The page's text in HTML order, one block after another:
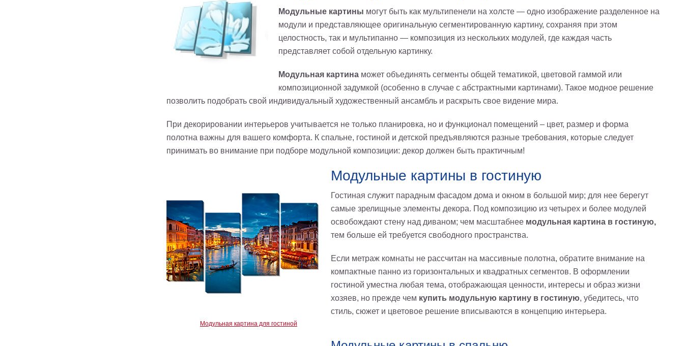
Модульные картины могут быть как мультипенели на холсте — одно изображение разделенное на
модули и представляющее оригинальную сегментированную картину, сохраняя при этом
целостность, так и мультипанно — композиция из нескольких модулей, где каждая часть
представляет собой отдельную картинку.
Модульная картинаможет объединять сегменты общей тематикой, цветовой гаммой или
композиционной задумкой (особенно в случае с абстрактными картинами). Такое модное решение
позволить подобрать свой индивидуальный художественный ансамбль и раскрыть свое видение мира.
При декорировании интерьеров учитывается не только планировка, но и функционал помещений – цвет, размер и форма
полотна важны для вашего комфорта. К спальне, гостиной и детской предъявляются разные требования, которые следует
принимать во внимание при подборе модульной композиции: декор должен быть практичным!
Модульная картина для гостиной
Модульные картины в гостиную
Гостиная служит парадным фасадом дома и окном в большой мир; для нее берегут
самые зрелищные элементы декора. Под композицию из четырех и более модулей
освобождают стену над диваном; чем масштабнее модульная картина в гостиную,
тем больше ей требуется свободного пространства.
Если метраж комнаты не рассчитан на массивные полотна, обратите внимание на
компактные панно из горизонтальных и квадратных сегментов. В оформлении
гостиной уместна любая тема, отображающая ценности, интересы и образ жизни
хозяев, но прежде чем купить модульную картину в гостиную, убедитесь, что
стиль, сюжет и цветовое решение вписываются в концепцию интерьера.